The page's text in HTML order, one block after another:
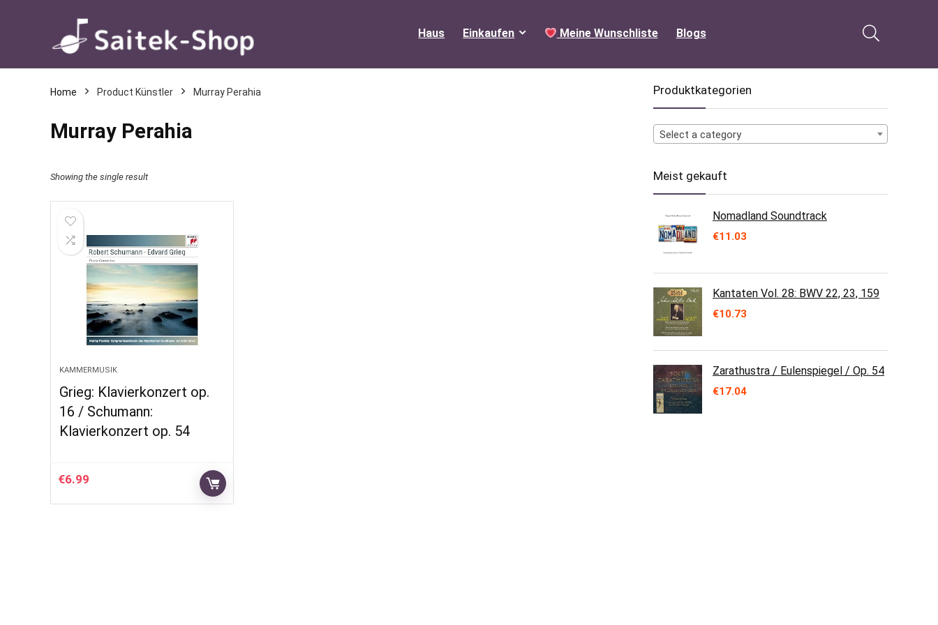
Haus Einkaufen Meine Wunschliste Blogs
Home Product Künstler Murray Perahia
Murray Perahia
Showing the single result
KAMMERMUSIK
Grieg: Klavierkonzert op.
16 / Schumann:
Klavierkonzert op. 54
€6.99
Produktkategorien
Select a category
Meist gekauft
Nomadland Soundtrack
€11.03
Kantaten Vol. 28: BWV 22, 23, 159
€10.73
Zarathustra / Eulenspiegel / Op. 54
€17.04